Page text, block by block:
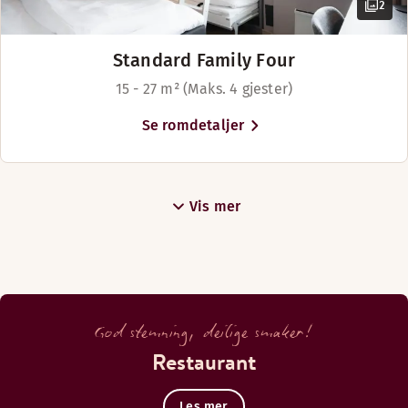
2
Standard Family Four
15 - 27 m² (Maks. 4 gjester)
Se romdetaljer
Vis mer
God stemning, deilige smaker!
Restaurant